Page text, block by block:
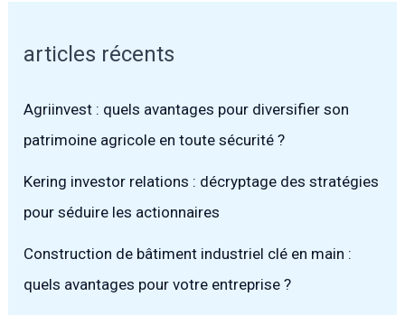
articles récents
Agriinvest : quels avantages pour diversifier son
patrimoine agricole en toute sécurité ?
Kering investor relations : décryptage des stratégies
pour séduire les actionnaires
Construction de bâtiment industriel clé en main :
quels avantages pour votre entreprise ?